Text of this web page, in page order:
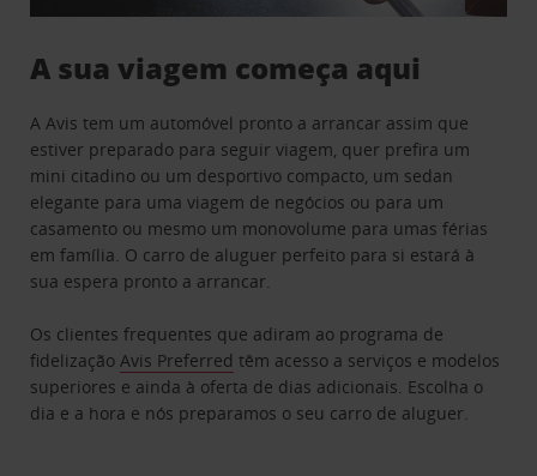
A sua viagem começa aqui
A Avis tem um automóvel pronto a arrancar assim que
estiver preparado para seguir viagem, quer prefira um
mini citadino ou um desportivo compacto, um sedan
elegante para uma viagem de negócios ou para um
casamento ou mesmo um monovolume para umas férias
em família. O carro de aluguer perfeito para si estará à
sua espera pronto a arrancar.
Os clientes frequentes que adiram ao programa de
fidelizaçãoAvis Preferred têm acesso a serviços e modelos
superiores e ainda à oferta de dias adicionais. Escolha o
dia e a hora e nós preparamos o seu carro de aluguer.